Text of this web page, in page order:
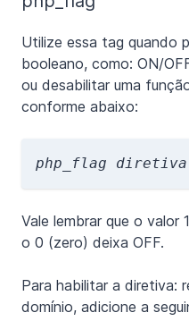
Utilize essa tag quando
booleano, como: ON/
ou desabilitar uma
conforme abaixo:
php_flag
Vale lembrar que o valor
o 0 (zero) deixa OFF.
Para habilitar a diretiva:
domínio, adicione a